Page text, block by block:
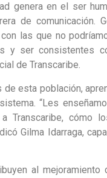
genera en el ser
de
las que no
y ser consistentes
de Transcaribe.
de esta población,
“Les
Transcaribe, cómo
Gilma Idarraga,
al